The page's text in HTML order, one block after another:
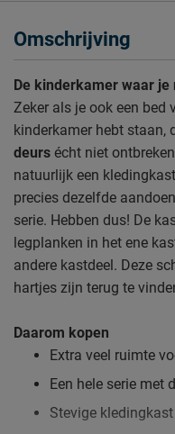
Omschrijving
De kinderkamer waar je
Zeker als je ook een bed
kinderkamer hebt staan,
deurs écht niet
natuurlijk een
precies dezelfde
serie. Hebben dus! De
legplanken in het ene
andere kastdeel. Deze
hartjes zijn terug te
Daarom kopen
Extra veel ruimte
Een hele serie met
Stevige